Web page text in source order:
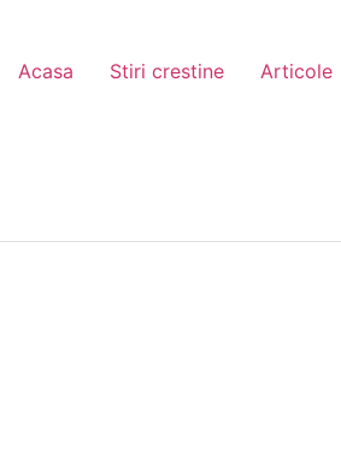
Acasa Stiri crestine Articole